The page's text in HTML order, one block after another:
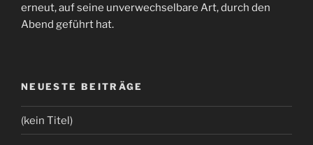
erneut, auf seine unverwechselbare Art, durch den
Abend geführt hat.
NEUESTE BEITRÄGE
(kein Titel)